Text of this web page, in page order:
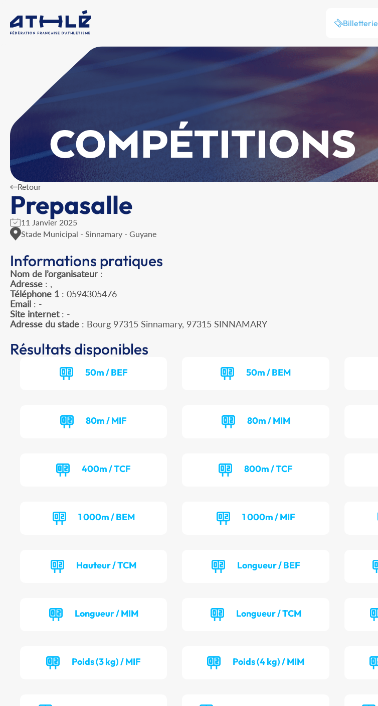
Billetterie
COMPÉTITIONS
Retour
Prepasalle
11 Janvier 2025
Stade Municipal - Sinnamary - Guyane
Informations pratiques
Nom de l’organisateur :
Adresse : ,
Téléphone 1 : 0594305476
Email : -
Site internet: -
Adresse du stade : Bourg 97315 Sinnamary, 97315 SINNAMARY
Résultats disponibles
50m / BEF 50m / BEM
80m / MIF 80m / MIM
400m / TCF 800m / TCF
1 000m / BEM 1 000m / MIF
Hauteur / TCM Longueur / BEF
Longueur / MIM Longueur / TCM
Poids (3 kg) / MIF Poids (4 kg) / MIM